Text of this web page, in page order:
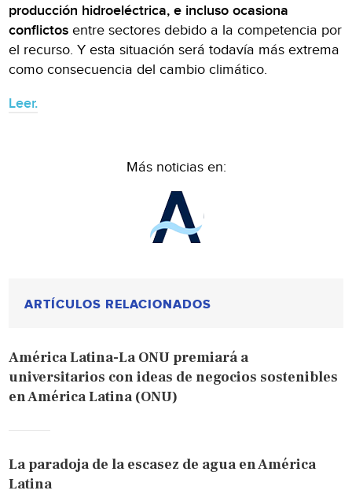
producción hidroeléctrica, e incluso ocasiona
conflictos entre sectores debido a la competencia por
el recurso. Y esta situación será todavía más extrema
como consecuencia del cambio climático.
Leer.
Más noticias en:
ARTÍCULOS RELACIONADOS
América Latina-La ONU premiará a
universitarios con ideas de negocios sostenibles
en América Latina (ONU)
La paradoja de la escasez de agua en América
Latina